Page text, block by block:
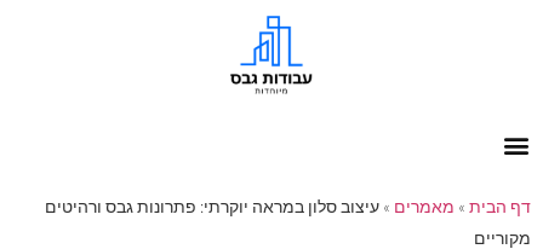
דף הבית » מאמרים » עיצוב סלון במראה יוקרתי: פתרונות גבס ורהיטים
מקוריים